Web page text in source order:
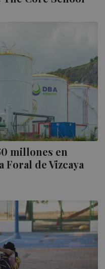
millones en
Foral de Vizcaya